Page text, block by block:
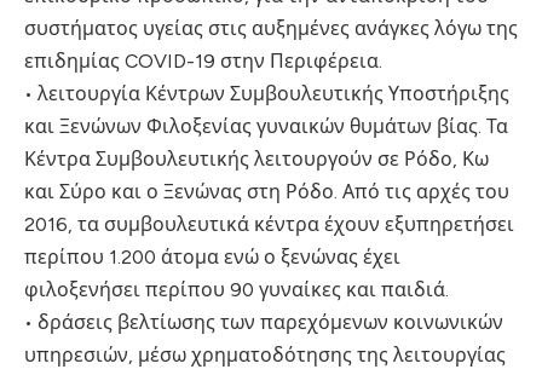
συστήματος υγείας στις αυξημένες ανάγκες λόγω της
επιδημίας COVID-19 στην Περιφέρεια.
• λειτουργία Κέντρων Συμβουλευτικής Υποστήριξης
και Ξενώνων Φιλοξενίας γυναικών θυμάτων βίας. Τα
Κέντρα Συμβουλευτικής λειτουργούν σε Ρόδο, Κω
και Σύρο και ο Ξενώνας στη Ρόδο. Από τις αρχές του
2016, τα συμβουλευτικά κέντρα έχουν εξυπηρετήσει
περίπου 1.200 άτομα ενώ ο ξενώνας έχει
φιλοξενήσει περίπου 90 γυναίκες και παιδιά.
• δράσεις βελτίωσης των παρεχόμενων κοινωνικών
υπηρεσιών, μέσω χρηματοδότησης της λειτουργίας